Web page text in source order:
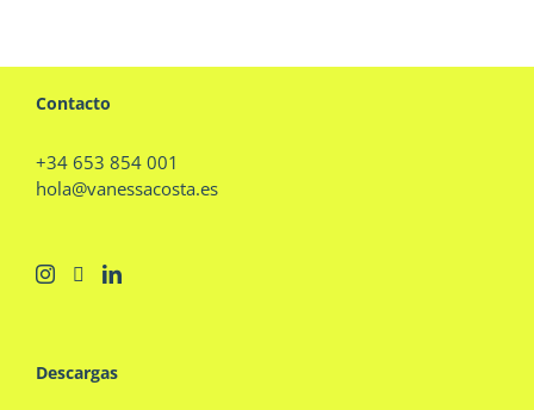
Contacto
+34 653 854 001
hola@vanessacosta.es
Descargas